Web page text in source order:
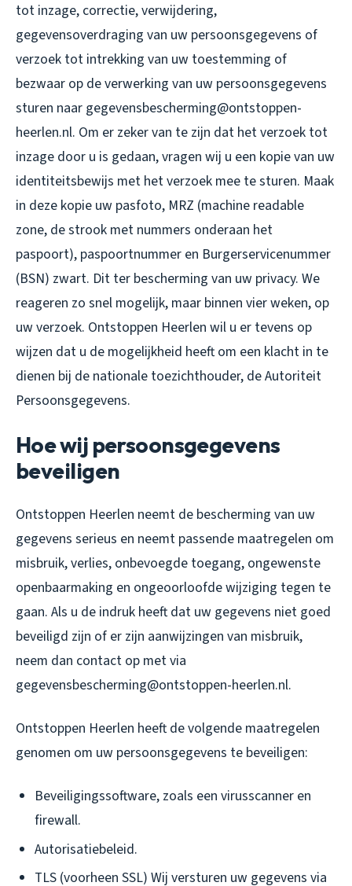
tot inzage, correctie, verwijdering,
gegevensoverdraging van uw persoonsgegevens of
verzoek tot intrekking van uw toestemming of
bezwaar op de verwerking van uw persoonsgegevens
sturen naar gegevensbescherming@ontstoppen-
heerlen.nl. Om er zeker van te zijn dat het verzoek tot
inzage door u is gedaan, vragen wij u een kopie van uw
identiteitsbewijs met het verzoek mee te sturen. Maak
in deze kopie uw pasfoto, MRZ (machine readable
zone, de strook met nummers onderaan het
paspoort), paspoortnummer en Burgerservicenummer
(BSN) zwart. Dit ter bescherming van uw privacy. We
reageren zo snel mogelijk, maar binnen vier weken, op
uw verzoek. Ontstoppen Heerlen wil u er tevens op
wijzen dat u de mogelijkheid heeft om een klacht in te
dienen bij de nationale toezichthouder, de Autoriteit
Persoonsgegevens.
Hoe wij persoonsgegevens
beveiligen
Ontstoppen Heerlen neemt de bescherming van uw
gegevens serieus en neemt passende maatregelen om
misbruik, verlies, onbevoegde toegang, ongewenste
openbaarmaking en ongeoorloofde wijziging tegen te
gaan. Als u de indruk heeft dat uw gegevens niet goed
beveiligd zijn of er zijn aanwijzingen van misbruik,
neem dan contact op met via
gegevensbescherming@ontstoppen-heerlen.nl.
Ontstoppen Heerlen heeft de volgende maatregelen
genomen om uw persoonsgegevens te beveiligen:
Beveiligingssoftware, zoals een virusscanner en
firewall.
Autorisatiebeleid.
TLS (voorheen SSL) Wij versturen uw gegevens via